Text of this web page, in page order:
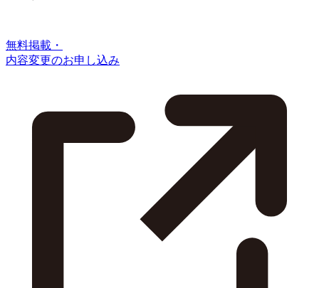
無料掲載・
内容変更のお申し込み